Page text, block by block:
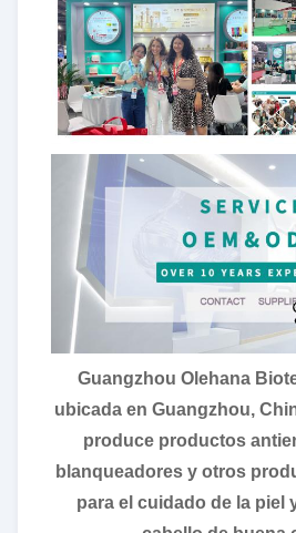
Guangzhou Olehana
ubicada en Guangzhou,
produce productos
blanqueadores y otros
para el cuidado de la piel